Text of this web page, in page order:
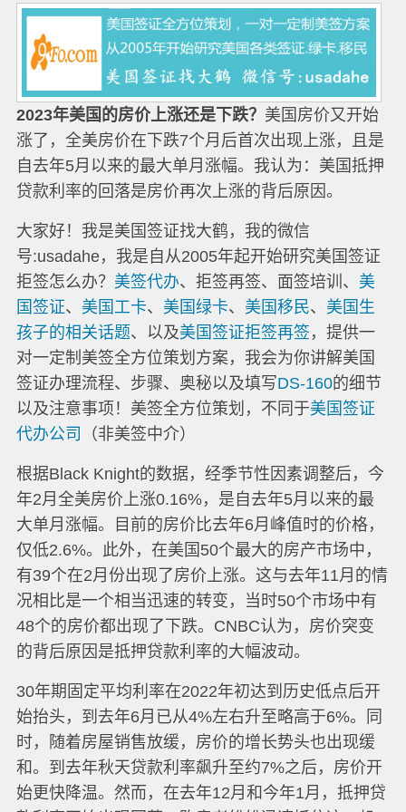
2023年美国的房价上涨还是下跌？ 美国房价又开始
涨了，全美房价在下跌7个月后首次出现上涨，且是
自去年5月以来的最大单月涨幅。我认为：美国抵押
贷款利率的回落是房价再次上涨的背后原因。
大家好！我是美国签证找大鹤，我的微信
号:usadahe，我是自从2005年起开始研究美国签证
拒签怎么办？ 美签代办、拒签再签、面签培训、 美
国签证、 美国工卡、 美国绿卡、 美国移民、 美国生
孩子的相关话题、以及美国签证拒签再签，提供一
对一定制美签全方位策划方案，我会为你讲解美国
签证办理流程、步骤、奥秘以及填写DS-160的细节
以及注意事项！美签全方位策划，不同于美国签证
代办公司
（非美签中介）
根据Black Knight的数据，经季节性因素调整后，今
年2月全美房价上涨0.16%，是自去年5月以来的最
大单月涨幅。目前的房价比去年6月峰值时的价格，
仅低2.6%。此外，在美国50个最大的房产市场中，
有39个在2月份出现了房价上涨。这与去年11月的情
况相比是一个相当迅速的转变，当时50个市场中有
48个的房价都出现了下跌。CNBC认为，房价突变
的背后原因是抵押贷款利率的大幅波动。
30年期固定平均利率在2022年初达到历史低点后开
始抬头，到去年6月已从4%左右升至略高于6%。同
时，随着房屋销售放缓，房价的增长势头也出现缓
和。到去年秋天贷款利率飙升至约7%之后，房价开
始更快降温。然而，在去年12月和今年1月，抵押贷